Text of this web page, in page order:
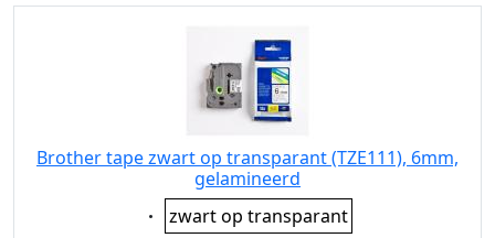
Brother tape zwart op transparant (TZE111), 6mm,
gelamineerd
Eigenschaft:
zwart op transparant